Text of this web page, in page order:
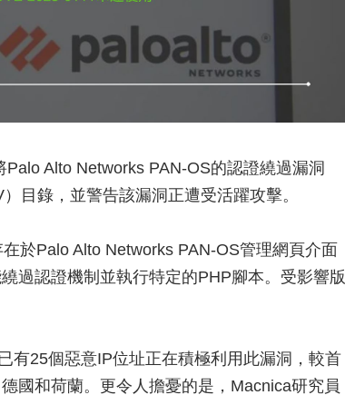
Alto Networks PAN-OS的認證繞過漏洞
目錄，並警告該漏洞正遭受活躍攻擊。
於Palo Alto Networks PAN-OS管理網頁介面
過認證機制並執行特定的PHP腳本。受影響版
有25個惡意IP位址正在積極利用此漏洞，較首
國和荷蘭。更令人擔憂的是，Macnica研究員